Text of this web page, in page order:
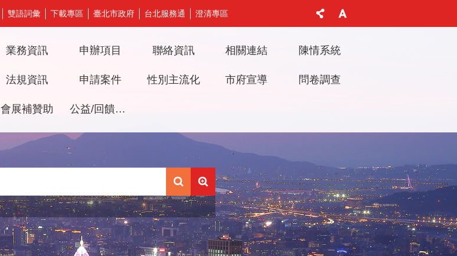
雙語詞彙 下載專區 臺北市政府 台北服務通 澄清專區
業務資訊 申辦項目 聯絡資訊 相關連結 陳情系統
法規資訊 申請案件 性別主流化 市府宣導 問卷調查
會展補贊助 公益/回饋檔期審議專區